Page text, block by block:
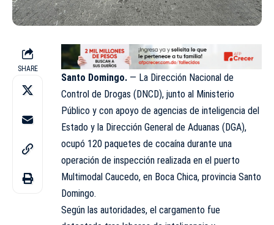
SHARE
Santo Domingo. — La Dirección Nacional de
Control de Drogas (DNCD), junto al Ministerio
Público y con apoyo de agencias de inteligencia del
Estado y la Dirección General de Aduanas (DGA),
ocupó 120 paquetes de cocaína durante una
operación de inspección realizada en el puerto
Multimodal Caucedo, en Boca Chica, provincia Santo
Domingo.
Según las autoridades, el cargamento fue